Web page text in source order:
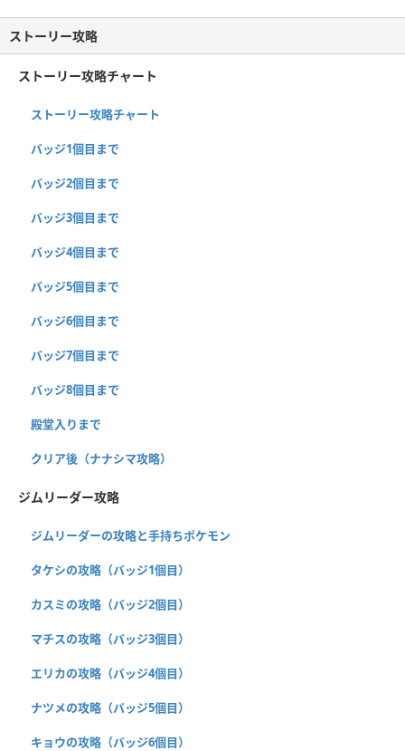
ストーリー攻略
ストーリー攻略チャート
ストーリー攻略チャート
バッジ1個目まで
バッジ2個目まで
バッジ3個目まで
バッジ4個目まで
バッジ5個目まで
バッジ6個目まで
バッジ7個目まで
バッジ8個目まで
殿堂入りまで
クリア後（ナナシマ攻略）
ジムリーダー攻略
ジムリーダーの攻略と手持ちポケモン
タケシの攻略（バッジ1個目）
カスミの攻略（バッジ2個目）
マチスの攻略（バッジ3個目）
エリカの攻略（バッジ4個目）
ナツメの攻略（バッジ5個目）
キョウの攻略（バッジ6個目）